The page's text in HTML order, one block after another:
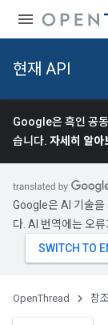
현재 API
Google은 흑인 공
습니다. 자세히 알아
Google은 AI 기술을
다. AI 번역에는 오
OpenThread 참조